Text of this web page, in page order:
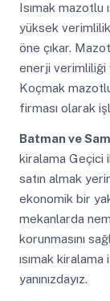
Isımak mazotlu
yüksek verimlilik
öne çıkar.
enerji verimliliği
Koçmak
firması olarak
Batman ve
kiralama Geçici
satın almak
ekonomik bir
mekanlarda
korunmasını
ısımak
yanınızdayız.